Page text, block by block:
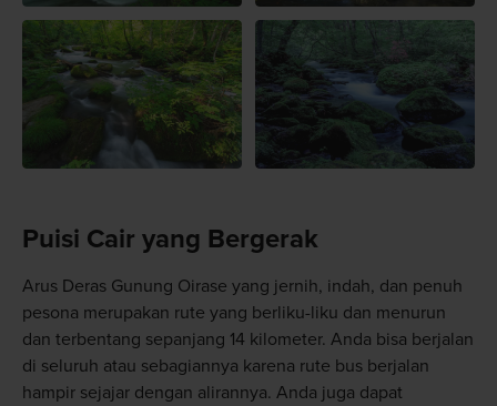
Puisi Cair yang Bergerak
Arus Deras Gunung Oirase yang jernih, indah, dan penuh
pesona merupakan rute yang berliku-liku dan menurun
dan terbentang sepanjang 14 kilometer. Anda bisa berjalan
di seluruh atau sebagiannya karena rute bus berjalan
hampir sejajar dengan alirannya. Anda juga dapat